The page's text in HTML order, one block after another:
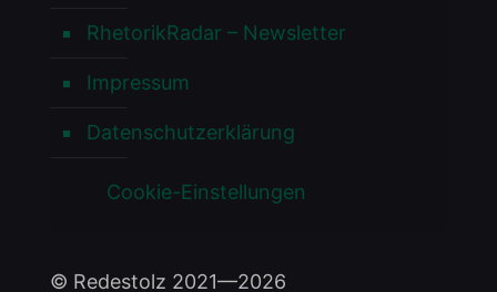
RhetorikRadar – Newsletter
Impressum
Datenschutzerklärung
Cookie-Einstellungen
© Redestolz 2021—2026